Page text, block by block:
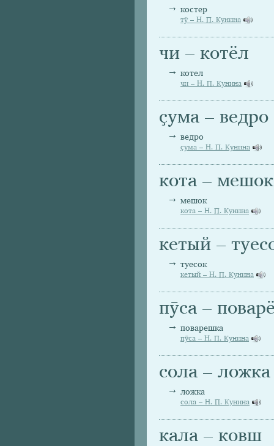
костер
тӱ – Н. П. Кунина
чи – котёл
котел
чи – Н. П. Кунина
ҫума – ведро
ведро
ҫума – Н. П. Кунина
кота – мешок
мешок
кота – Н. П. Кунина
кетый –
туесок
кетый – Н. П. Кунина
пӯса –
поварешка
пӯса – Н. П. Кунина
сола – ложка
ложка
сола – Н. П. Кунина
кала – ковш